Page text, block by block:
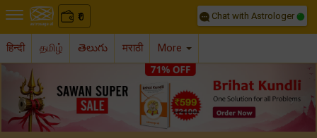
₹
0 Chat with Astrologer
हिन्दी தமிழ் తెలుగు मराठी More
Previous